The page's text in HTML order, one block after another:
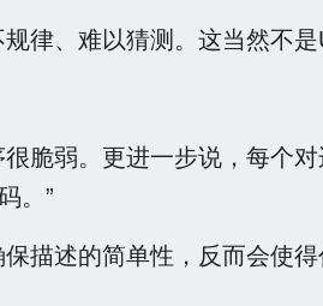
律、难以猜测。这当然不是
脆弱。更进一步说，每个
。”
描述的简单性，反而会使